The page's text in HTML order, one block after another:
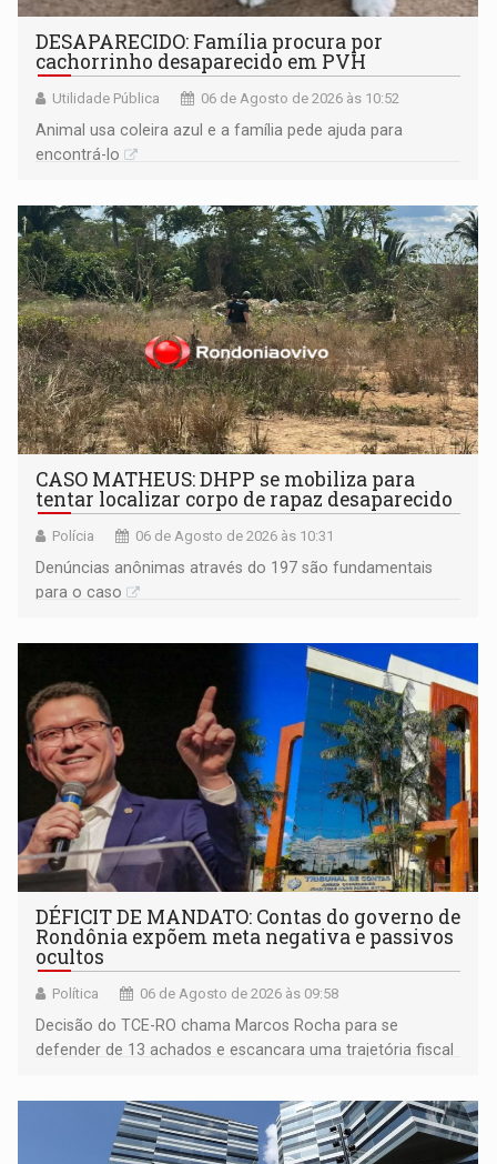
DESAPARECIDO: Família procura por
cachorrinho desaparecido em PVH
Utilidade Pública 06 de Agosto de 2026 às 10:52
Animal usa coleira azul e a família pede ajuda para
encontrá-lo
CASO MATHEUS: DHPP se mobiliza para
tentar localizar corpo de rapaz desaparecido
Polícia 06 de Agosto de 2026 às 10:31
Denúncias anônimas através do 197 são fundamentais
para o caso
DÉFICIT DE MANDATO: Contas do governo de
Rondônia expõem meta negativa e passivos
ocultos
Política 06 de Agosto de 2026 às 09:58
Decisão do TCE-RO chama Marcos Rocha para se
defender de 13 achados e escancara uma trajetória fiscal
mandato